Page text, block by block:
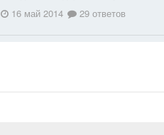
16 май 2014
29 ответов